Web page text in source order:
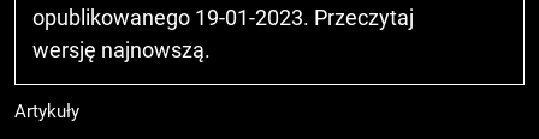
opublikowanego 19-01-2023. Przeczytaj
wersję najnowszą.
Artykuły